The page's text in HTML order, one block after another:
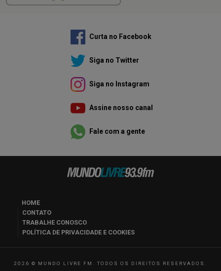
Curta no Facebook
Siga no Twitter
Siga no Instagram
Assine nosso canal
Fale com a gente
HOME
CONTATO
TRABALHE CONOSCO
POLÍTICA DE PRIVACIDADE E COOKIES
2026 © MUNDO LIVRE FM. TODOS OS DIREITOS RESERVADOS.